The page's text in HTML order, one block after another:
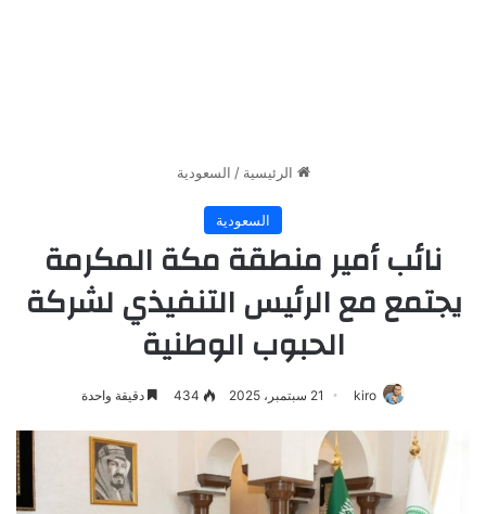
الرئيسية / السعودية
السعودية
نائب أمير منطقة مكة المكرمة
يجتمع مع الرئيس التنفيذي لشركة
الحبوب الوطنية
kiro 21 سبتمبر، 2025 434 دقيقة واحدة